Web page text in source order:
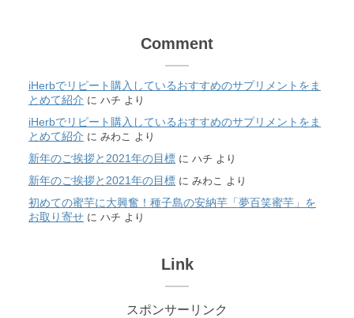
Comment
iHerbでリピート購入しているおすすめのサプリメントをま
とめて紹介 に ハチ より
iHerbでリピート購入しているおすすめのサプリメントをま
とめて紹介 に みわこ より
新年のご挨拶と2021年の目標 に ハチ より
新年のご挨拶と2021年の目標 に みわこ より
初めての蜜芋に大興奮！種子島の安納芋「夢百笑蜜芋」を
お取り寄せ に ハチ より
Link
スポンサーリンク